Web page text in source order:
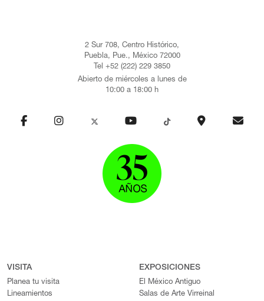
2 Sur 708, Centro Histórico,
Puebla, Pue., México 72000
Tel +52 (222) 229 3850
Abierto de miércoles a lunes de
10:00 a 18:00 h
VISITA
Planea tu visita
Lineamientos
EXPOSICIONES
El México Antiguo
Salas de Arte Virreinal